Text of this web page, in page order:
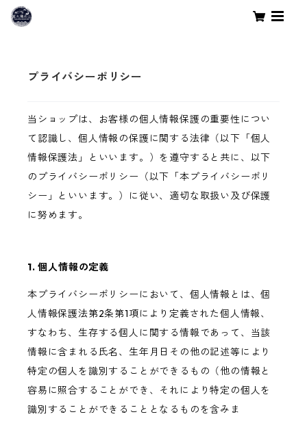
プライバシーポリシー
当ショップは、お客様の個人情報保護の重要性につい
て認識し、個人情報の保護に関する法律（以下「個人
情報保護法」といいます。）を遵守すると共に、以下
のプライバシーポリシー（以下「本プライバシーポリ
シー」といいます。）に従い、適切な取扱い及び保護
に努めます。
1. 個人情報の定義
本プライバシーポリシーにおいて、個人情報とは、個
人情報保護法第2条第1項により定義された個人情報、
すなわち、生存する個人に関する情報であって、当該
情報に含まれる氏名、生年月日その他の記述等により
特定の個人を識別することができるもの（他の情報と
容易に照合することができ、それにより特定の個人を
識別することができることとなるものを含みま